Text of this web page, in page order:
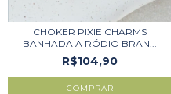
CHOKER PIXIE CHARMS
BANHADA A RÓDIO BRAN...
R$104,90
COMPRAR